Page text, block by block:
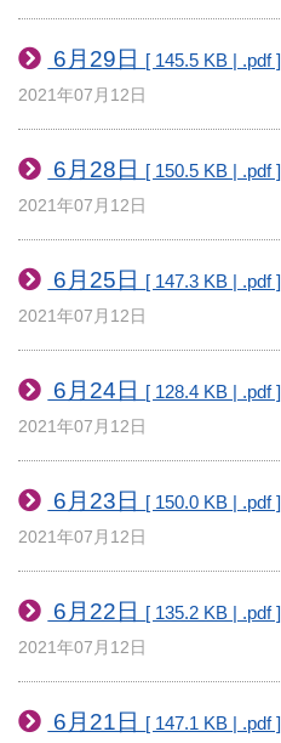
6月29日 [ 145.5 KB | .pdf ]
2021年07月12日
6月28日 [ 150.5 KB | .pdf ]
2021年07月12日
6月25日 [ 147.3 KB | .pdf ]
2021年07月12日
6月24日 [ 128.4 KB | .pdf ]
2021年07月12日
6月23日 [ 150.0 KB | .pdf ]
2021年07月12日
6月22日 [ 135.2 KB | .pdf ]
2021年07月12日
6月21日 [ 147.1 KB | .pdf ]